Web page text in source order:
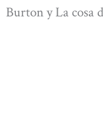
Burton y La cosa